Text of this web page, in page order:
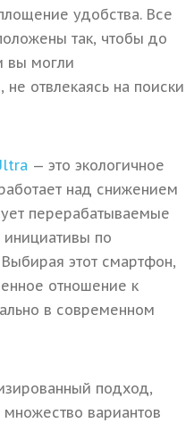
удобства. Все
так, чтобы до
вы могли
отвлекаясь на поиски
— это экологичное
над снижением
перерабатываемые
по
этот смартфон,
отношение к
в современном
подход,
вариантов